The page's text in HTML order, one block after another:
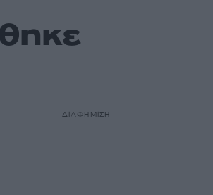
ΔΙΑΦΗΜΙΣΗ